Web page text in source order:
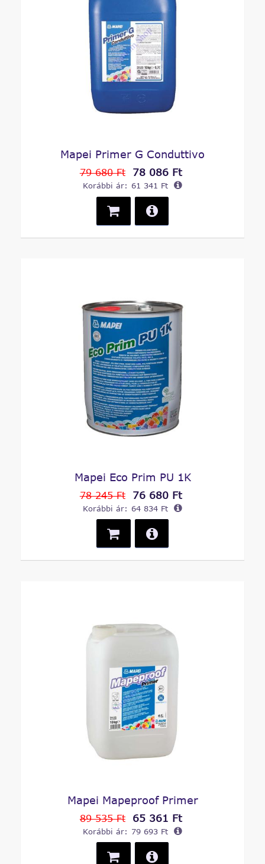
Mapei Primer G Conduttivo
79 680 Ft 78 086 Ft
Korábbi ár: 61 341 Ft
Mapei Eco Prim PU 1K
78 245 Ft 76 680 Ft
Korábbi ár: 64 834 Ft
Mapei Mapeproof Primer
89 535 Ft 65 361 Ft
Korábbi ár: 79 693 Ft